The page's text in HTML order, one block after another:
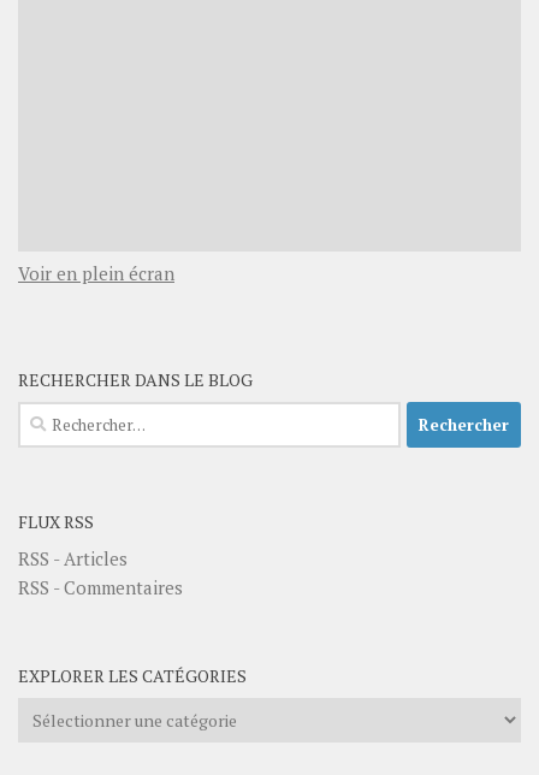
Voir en plein écran
RECHERCHER DANS LE BLOG
Rechercher :
FLUX RSS
RSS - Articles
RSS - Commentaires
EXPLORER LES CATÉGORIES
Explorer